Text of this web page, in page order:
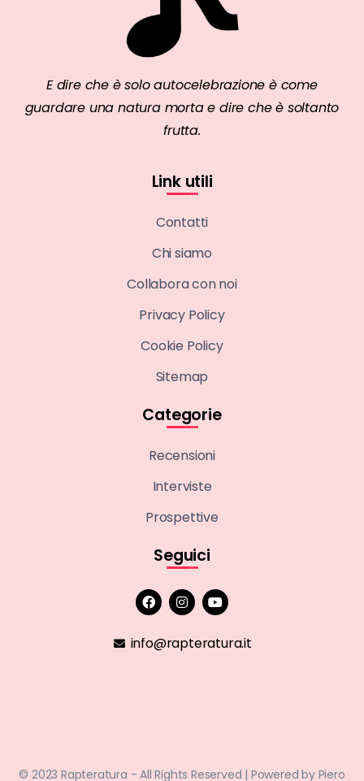
E dire che è solo autocelebrazione è come
guardare una natura morta e dire che è soltanto
frutta.
Link utili
Contatti
Chi siamo
Collabora con noi
Privacy Policy
Cookie Policy
Sitemap
Categorie
Recensioni
Interviste
Prospettive
Seguici
info@rapteratura.it
© 2023 Rapteratura - All Rights Reserved | Powered by Piero